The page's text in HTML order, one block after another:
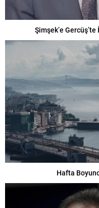
Şimşek’e
Hafta